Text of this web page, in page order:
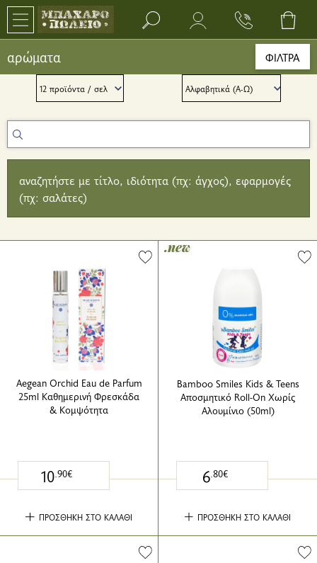
Search bar input field
αρώματα ΦΙΛΤΡΑ
αναζητήστε με τίτλο, ιδιότητα (πχ: άγχος), εφαρμογές
(πχ: σαλάτες)
Aegean Orchid Eau de Parfum
25ml Καθημερινή Φρεσκάδα
& Κομψότητα
10.90€
ΠΡΟΣΘΗΚΗ ΣΤΟ ΚΑΛΑΘΙ
Bamboo Smiles Kids & Teens
Αποσμητικό Roll-On Χωρίς
Αλουμίνιο (50ml)
.new
6.80€
ΠΡΟΣΘΗΚΗ ΣΤΟ ΚΑΛΑΘΙ